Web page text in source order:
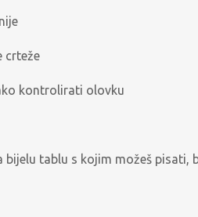
crteže
kontrolirati olovku
bijelu tablu s kojim možeš pisati,